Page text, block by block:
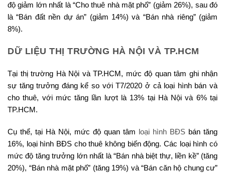
độ giảm lớn nhất là “Cho thuê nhà mặt phố” (giảm 26%), sau đó
là “Bán đất nền dự án” (giảm 14%) và “Bán nhà riêng” (giảm
8%).
DỮ LIỆU THỊ TRƯỜNG HÀ NỘI VÀ TP.HCM
Tại thị trường Hà Nội và TP.HCM, mức độ quan tâm ghi nhận
sự tăng trưởng đáng kể so với T7/2020 ở cả loại hình bán và
cho thuê, với mức tăng lần lượt là 13% tại Hà Nội và 6% tại
TP.HCM.
Cụ thể, tại Hà Nội, mức độ quan tâm loại hình BĐS bán tăng
16%, loại hình BĐS cho thuê không biến động. Các loại hình có
mức độ tăng trưởng lớn nhất là “Bán nhà biệt thự, liền kề” (tăng
20%), “Bán nhà mặt phố” (tăng 19%) và “Bán căn hộ chung cư”